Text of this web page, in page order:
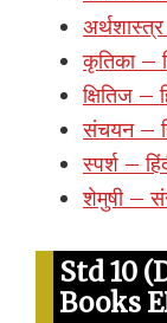
कृतिका –
क्षितिज
संचयन –
स्पर्श –
शेमुषी –
Std 10
Books